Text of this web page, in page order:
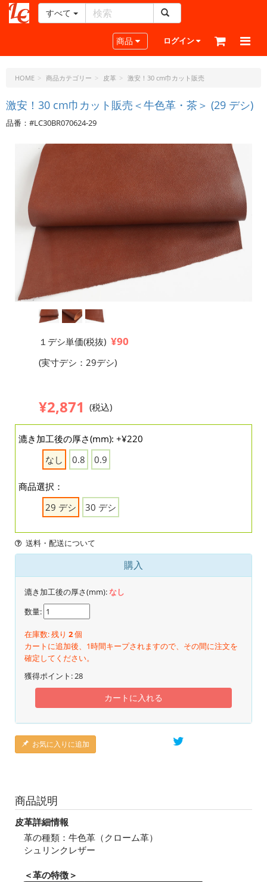
ー
ラ
ト・
ド
ッ
すべて
Toggle navigation
商品 ログイン
HOME 商品カテゴリー 皮革 激安！30 cm巾カット販売
激安！30 cm巾カット販売＜牛色革・茶＞ (29 デシ)
品番：#LC30BR070624-29
１デシ単価(税抜) ¥90
(実寸デシ：29デシ)
¥2,871 (税込)
漉き加工後の厚さ(mm): +¥220
なし
0.8 0.9
商品選択：
29 デシ
30 デシ
送料・配送について
購入
漉き加工後の厚さ(mm):なし
数量:
在庫数: 残り 2個
カートに追加後、1時間キープされますので、その間に注文を
確定してください。
獲得ポイント:28
カートに入れる
お気に入りに追加
商品説明
皮革詳細情報
革の種類：牛色革（クローム革）
シュリンクレザー
＜革の特徴＞